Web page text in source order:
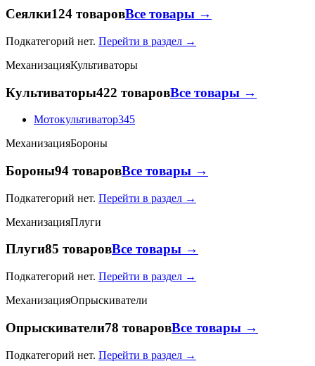
Сеялки124 товаровВсе товары →
Подкатегорий нет. Перейти в раздел →
МеханизацияКультиваторы
Культиваторы422 товаровВсе товары →
Мотокультиватор345
МеханизацияБороны
Бороны94 товаровВсе товары →
Подкатегорий нет. Перейти в раздел →
МеханизацияПлуги
Плуги85 товаровВсе товары →
Подкатегорий нет. Перейти в раздел →
МеханизацияОпрыскиватели
Опрыскиватели78 товаровВсе товары →
Подкатегорий нет. Перейти в раздел →